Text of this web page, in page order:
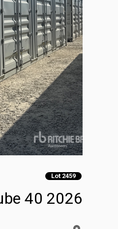
Lot 2459
2026 40 Ft One-Way High Cube حاويات تخزين (Unused)